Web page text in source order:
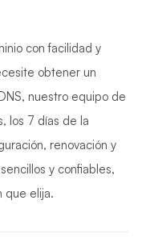
con facilidad y
obtener un
nuestro equipo de
los 7 días de la
renovación y
y confiables,
que elija.